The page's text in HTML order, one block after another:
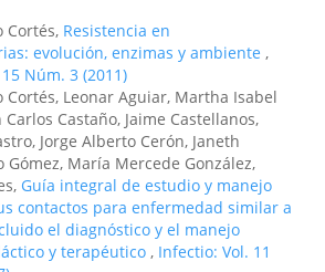
Cortés, Resistencia en
evolución, enzimas y ambiente ,
Núm. 3 (2011)
Cortés, Leonar Aguiar, Martha Isabel
Carlos Castaño, Jaime Castellanos,
Jorge Alberto Cerón, Janeth
Gómez, María Mercede González,
Guía integral de estudio y manejo
contactos para enfermedad similar a
el diagnóstico y el manejo
y terapéutico , Infectio: Vol. 11